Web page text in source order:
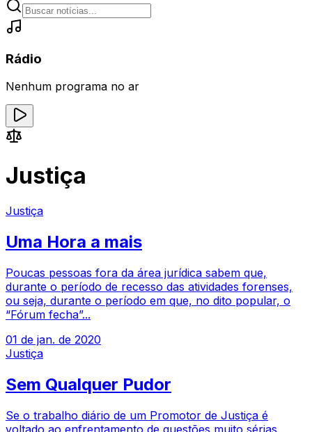
Rádio
Nenhum programa no ar
Justiça
Justiça
Uma Hora a mais
Poucas pessoas fora da área jurídica sabem que,
durante o período de recesso das atividades forenses,
ou seja, durante o período em que, no dito popular, o
“Fórum fecha”...
01 de jan. de 2020
Justiça
Sem Qualquer Pudor
Se o trabalho diário de um Promotor de Justiça é
voltado ao enfrentamento de questões muito sérias,